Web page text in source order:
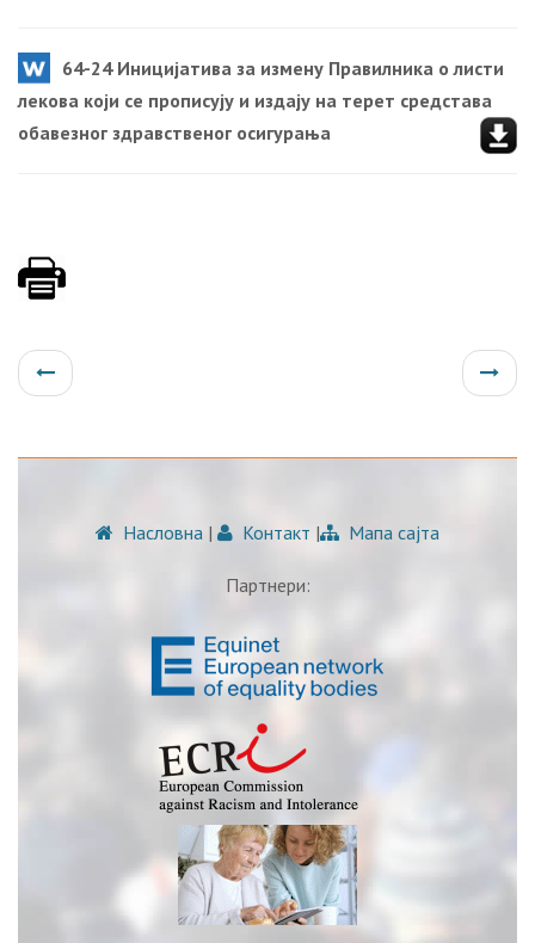
64-24 Иницијатива за измену Правилника о листи
лекова који се прописују и издају на терет средстава
обавезног здравственог осигурања
Насловна | Контакт | Мапа сајта
Партнери: